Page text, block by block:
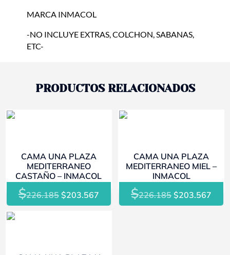
MARCA INMACOL
-NO INCLUYE EXTRAS, COLCHON, SABANAS,
ETC-
PRODUCTOS RELACIONADOS
CAMA UNA PLAZA
MEDITERRANEO
CASTAÑO – INMACOL
$226.185 El
precio
$203.567El
precio
CAMA UNA PLAZA
MEDITERRANEO MIEL –
INMACOL
$226.185 El
precio
$203.567